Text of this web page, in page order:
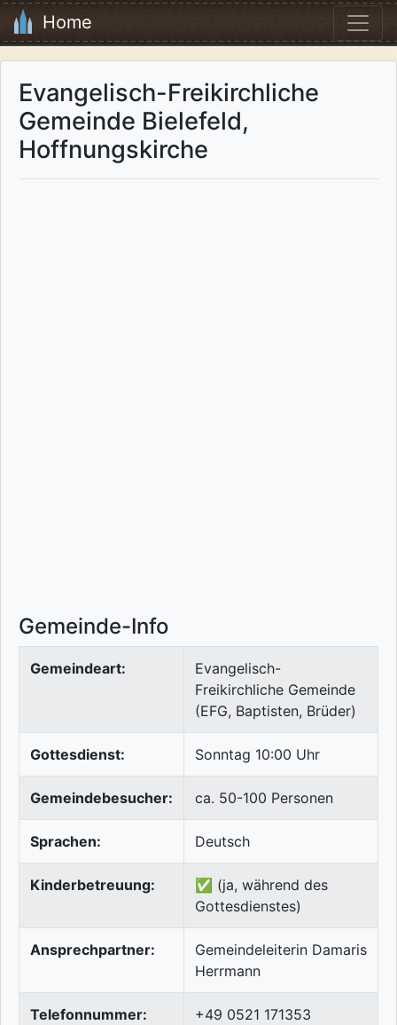
Home
Evangelisch-Freikirchliche
Gemeinde Bielefeld,
Hoffnungskirche
Gemeinde-Info
Gemeindeart:
Evangelisch-
Freikirchliche Gemeinde
(EFG, Baptisten, Brüder)
Gottesdienst: Sonntag 10:00 Uhr
Gemeindebesucher: ca. 50-100 Personen
Sprachen: Deutsch
Kinderbetreuung:
✅ (ja, während des
Gottesdienstes)
Ansprechpartner:
Gemeindeleiterin Damaris
Herrmann
Telefonnummer: +49 0521 171353